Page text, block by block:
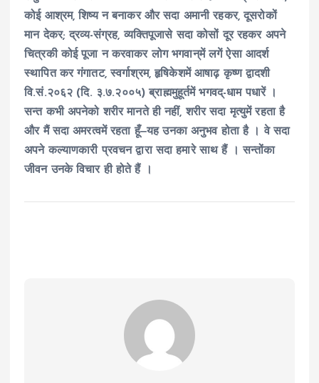
कोई आश्रम, शिष्य न बनाकर और सदा अमानी रहकर, दूसरोकों
मान देकर; द्रव्य-संग्रह, व्यक्तिपूजासे सदा कोसों दूर रहकर अपने
चित्रकी कोई पूजा न करवाकर लोग भगवान्‌में लगें ऐसा आदर्श
स्थापित कर गंगातट, स्वर्गाश्रम, हृषिकेशमें आषाढ़ कृष्ण द्वादशी
वि.सं.२०६२ (दि. ३.७.२००५) ब्राह्ममुहूर्तमें भगवद्-धाम पधारें ।
सन्त कभी अपनेको शरीर मानते ही नहीं, शरीर सदा मृत्युमें रहता है
और मैं सदा अमरत्वमें रहता हूँ‒यह उनका अनुभव होता है । वे सदा
अपने कल्याणकारी प्रवचन द्वारा सदा हमारे साथ हैं । सन्तोंका
जीवन उनके विचार ही होते हैं ।